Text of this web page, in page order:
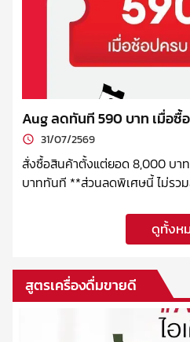
Aug ลดทันที 590 บาท เมื่อ
31/07/2569
สั่งซื้อสินค้าตั้งแต่ยอด 8,000 บา
บาททันที **ส่วนลดพิเศษนี้ ไม่รวมสินค้ากลุ่มผลิตภัณฑ์นม,
เปลี่ยนแปลงเงื่อนไข ยกเลิกได้ โ
ดูทั้งห
สูตรเครื่องดื่มขายดี